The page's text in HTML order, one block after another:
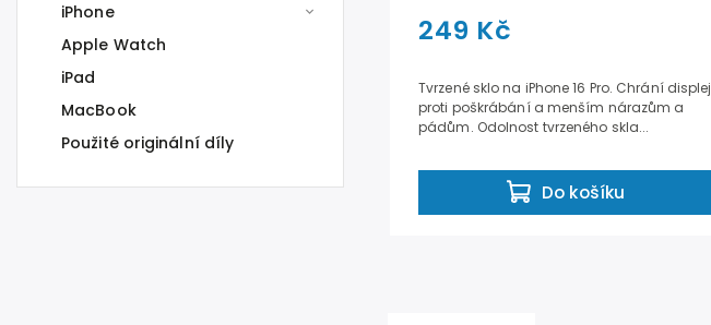
iPhone
Apple Watch
iPad
MacBook
Použité originální díly
249 Kč
Do košíku
Tvrzené sklo na iPhone 16 Pro. Chrání displej
proti poškrábání a menším nárazům a
pádům. Odolnost tvrzeného skla...